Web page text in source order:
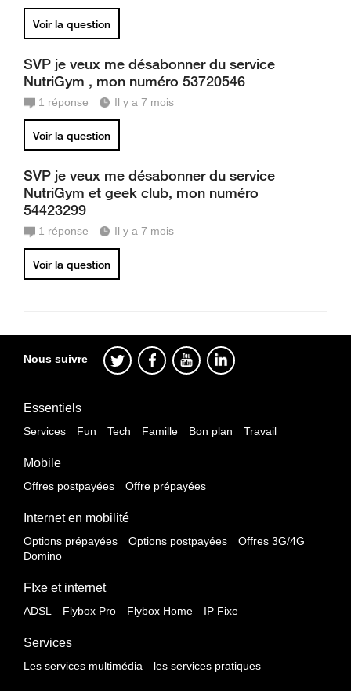
Voir la question
SVP je veux me désabonner du service
NutriGym , mon numéro 53720546
1 réponse Il y a 7 mois
Voir la question
SVP je veux me désabonner du service
NutriGym et geek club, mon numéro
54423299
1 réponse Il y a 7 mois
Voir la question
Nous suivre
Essentiels
Services Fun Tech Famille Bon plan Travail
Mobile
Offres postpayées Offre prépayées
Internet en mobilité
Options prépayées Options postpayées
Offres 3G/4G
Domino
FIxe et internet
ADSL Flybox Pro Flybox Home IP Fixe
Services
Les services multimédia les services pratiques